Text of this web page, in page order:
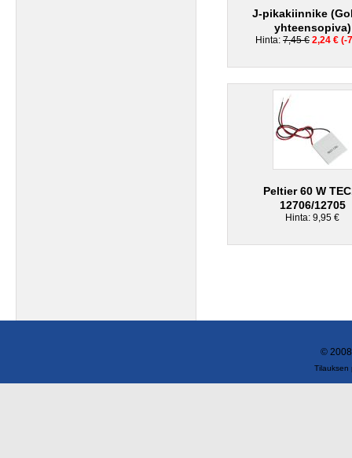
J-pikakiinnike
yhteensopiva)
Hinta: 7,45 € 2,24 € (-
Peltier 60 W
12706/12705
Hinta: 9,95 €
©
Tilauksen